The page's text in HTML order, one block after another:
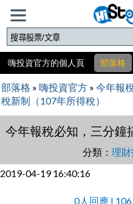
嗨投資官方的個人頁 部落格
部落格 » 嗨投資官方 » 今年報
稅新制（107年所得稅）
今年報稅必知，三分
分類： 理
2019-04-19 16:40:16
0人回應 |